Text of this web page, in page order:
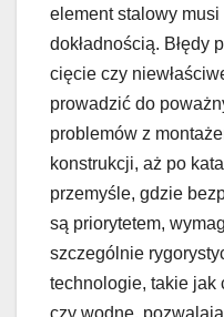
element stalowy musi
dokładnością. Błędy
cięcie czy
prowadzić do
problemów z
konstrukcji, aż po
przemyśle, gdzie
są priorytetem,
szczególnie
technologie, takie jak
czy wodne,